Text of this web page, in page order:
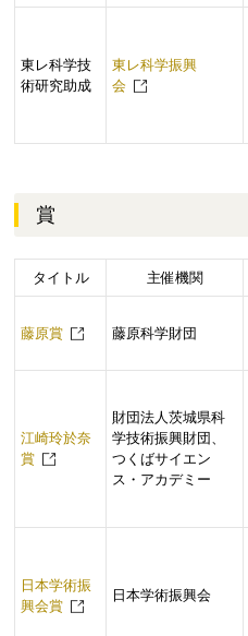
東レ科学技
術研究助成
東レ科学振興
会
賞
タイトル 主催機関
藤原賞 藤原科学財団
江崎玲於奈
賞
財団法人茨城県科
学技術振興財団、
つくばサイエン
ス・アカデミー
日本学術振
興会賞
日本学術振興会